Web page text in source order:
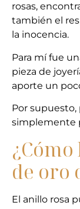
rosas,
también el
la inocencia.
Para mí fue
pieza de
aporte un
Por
simplemente
de oro
El anillo rosa